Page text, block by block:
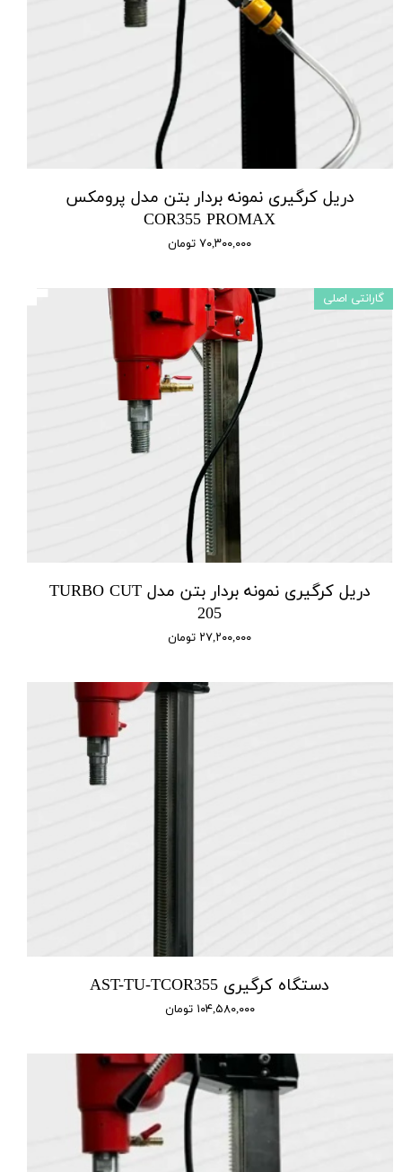
دریل کرگیری نمونه بردار بتن مدل پرومکس
COR355 PROMAX
۷۰,۳۰۰,۰۰۰ تومان
دریل کرگیری نمونه بردار بتن مدل TURBO CUT
205
۲۷,۲۰۰,۰۰۰ تومان
گارانتی اصلی
دستگاه کرگیری AST-TU-TCOR355
۱۰۴,۵۸۰,۰۰۰ تومان